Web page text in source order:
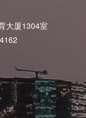
大厦1304室